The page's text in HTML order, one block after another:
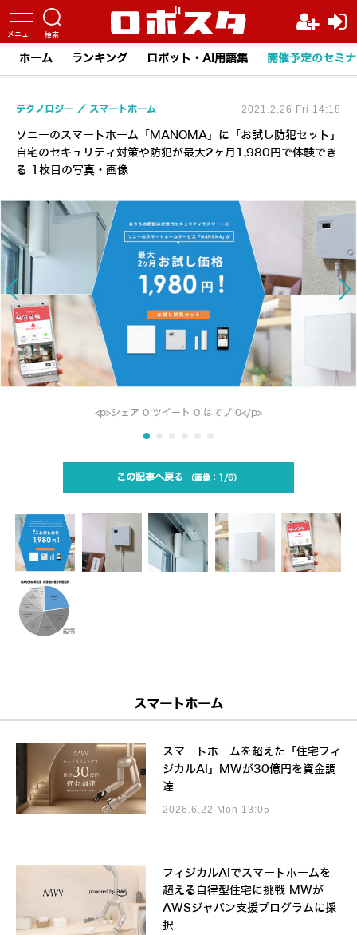
ホーム ランキング ロボット・AI用語集 開催予定のセミ
ソニーのスマートホーム「MANOMA」に「お試し防犯セット」
自宅のセキュリティ対策や防犯が最大2ヶ月1,980円で体験でき
る 1枚目の写真・画像
テクノロジー スマートホーム 2021.2.26 Fri 14:18
<p>シェア 0 ツイート 0 はてブ 0</p>
この記事へ戻る 1/6
スマートホーム
スマートホームを超えた「住宅フィ
ジカルAI」MWが30億円を資金調
達
2026.6.22 Mon 13:05
フィジカルAIでスマートホームを
超える自律型住宅に挑戦 MWが
AWSジャパン支援プログラムに採
択